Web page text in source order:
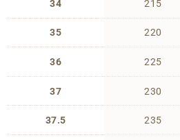
34
35
36
37
37.5
215
220
225
230
235